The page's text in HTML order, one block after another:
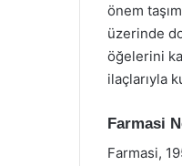
önem
üzerinde
öğelerini
ilaçlarıyla
Farmasi
Farmasi,